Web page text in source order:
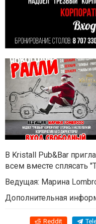
В Kristall Pub&Bar
всем вместе сплясать
Ведущая: Марина
Дополнительная
Reddit